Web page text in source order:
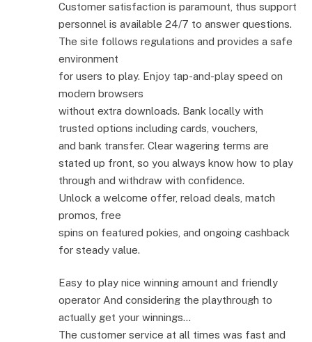
Customer satisfaction is paramount, thus support
personnel is available 24/7 to answer questions.
The site follows regulations and provides a safe
environment
for users to play. Enjoy tap-and-play speed on
modern browsers
without extra downloads. Bank locally with
trusted options including cards, vouchers,
and bank transfer. Clear wagering terms are
stated up front, so you always know how to play
through and withdraw with confidence.
Unlock a welcome offer, reload deals, match
promos, free
spins on featured pokies, and ongoing cashback
for steady value.
Easy to play nice winning amount and friendly
operator And considering the playthrough to
actually get your winnings…
The customer service at all times was fast and